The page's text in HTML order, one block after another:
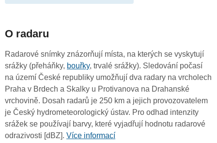
O radaru
Radarové snímky znázorňují místa, na kterých se vyskytují
srážky (přeháňky, bouřky, trvalé srážky). Sledování počasí
na území České republiky umožňují dva radary na vrcholech
Praha v Brdech a Skalky u Protivanova na Drahanské
vrchovině. Dosah radarů je 250 km a jejich provozovatelem
je Český hydrometeorologický ústav. Pro odhad intenzity
srážek se používají barvy, které vyjadřují hodnotu radarové
odrazivosti [dBZ]. Více informací